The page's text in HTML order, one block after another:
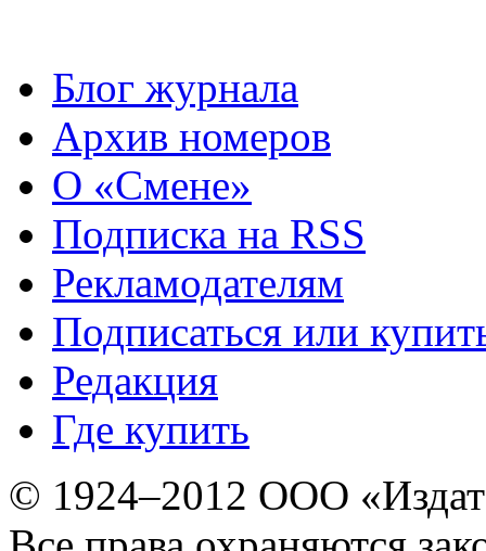
Блог журнала
Архив номеров
О «Смене»
Подписка на RSS
Рекламодателям
Подписаться или
Редакция
Где купить
© 1924–2012 ООО